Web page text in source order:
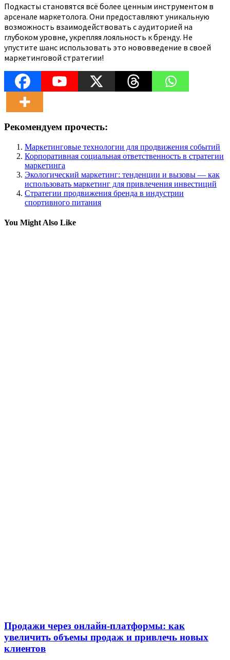
Подкасты становятся всё более ценным инструментом в
арсенале маркетолога. Они предоставляют уникальную
возможность взаимодействовать с аудиторией на
глубоком уровне, укрепляя лояльность к бренду. Не
упустите шанс использовать это нововведение в своей
маркетинговой стратегии!
Рекомендуем прочесть:
Маркетинговые технологии для продвижения событий
Корпоративная социальная ответственность в стратегии
маркетинга
Экологический маркетинг: тенденции и вызовы — как
использовать маркетинг для привлечения инвестиций
Стратегии продвижения бренда в индустрии
спортивного питания
You Might Also Like
Продажи через онлайн-платформы: как
увеличить объемы продаж и привлечь новых
клиентов